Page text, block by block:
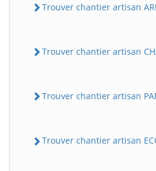
Trouver chantier artisan
Trouver chantier artisan
Trouver chantier artisan
Trouver chantier artisan